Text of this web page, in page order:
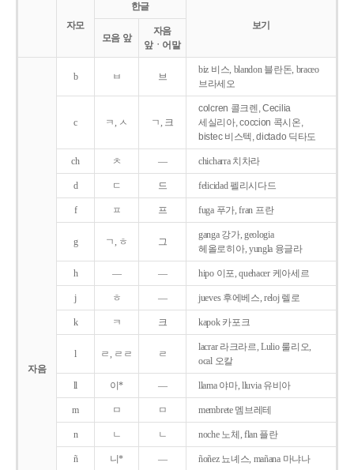
자모
한글
보기
모음 앞
자음
앞ㆍ어말
자음
b ㅂ 브
biz 비스, blandon 블란돈, braceo
브라세오
c ㅋ, ㅅ ㄱ, 크
colcren 콜크렌, Cecilia
세실리아, coccion 콕시온,
bistec 비스텍, dictado 딕타도
ch ㅊ ― chicharra 치차라
d ㄷ 드 felicidad 펠리시다드
f ㅍ 프 fuga 푸가, fran 프란
g ㄱ, ㅎ 그
ganga 강가, geologia
헤올로히아, yungla 융글라
h ― ― hipo 이포, quehacer 케아세르
j ㅎ ― jueves 후에베스, reloj 렐로
k ㅋ 크 kapok 카포크
l ㄹ, ㄹㄹ ㄹ
lacrar 라크라르, Lulio 룰리오,
ocal 오칼
ll 이* ― llama 야마, lluvia 유비아
m ㅁ ㅁ membrete 멤브레테
n ㄴ ㄴ noche 노체, flan 플란
ñ 니* ― ñoñez 뇨녜스, mañana 마냐나